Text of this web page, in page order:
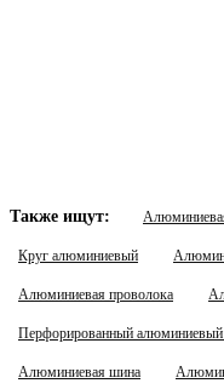
Также ищут:
Круг алюминиевый
Алюминиевая проволока
Перфорированный алюминиевый
Алюминиевая шина